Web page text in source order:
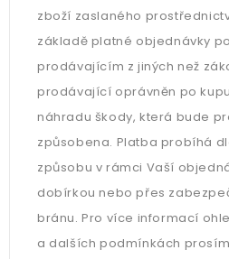
zboží zaslaného
základě platné objednávky
prodávajícím z jiných než
prodávající oprávněn po
náhradu škody, která bude
způsobena. Platba probíhá
způsobu v rámci Vaší
dobírkou nebo přes
bránu. Pro více informací
a dalších podmínkách